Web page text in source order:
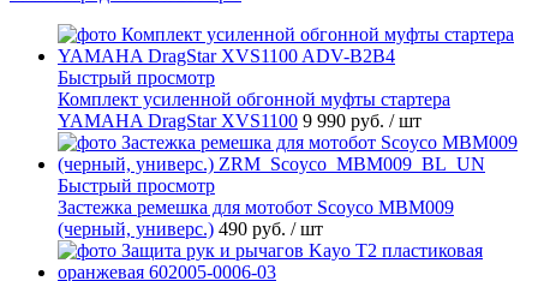
Быстрый просмотр
Комплект усиленной обгонной муфты стартера
YAMAHA DragStar XVS1100 9 990 руб. / шт
Быстрый просмотр
Застежка ремешка для мотобот Scoyco MBM009
(черный, универс.) 490 руб. / шт